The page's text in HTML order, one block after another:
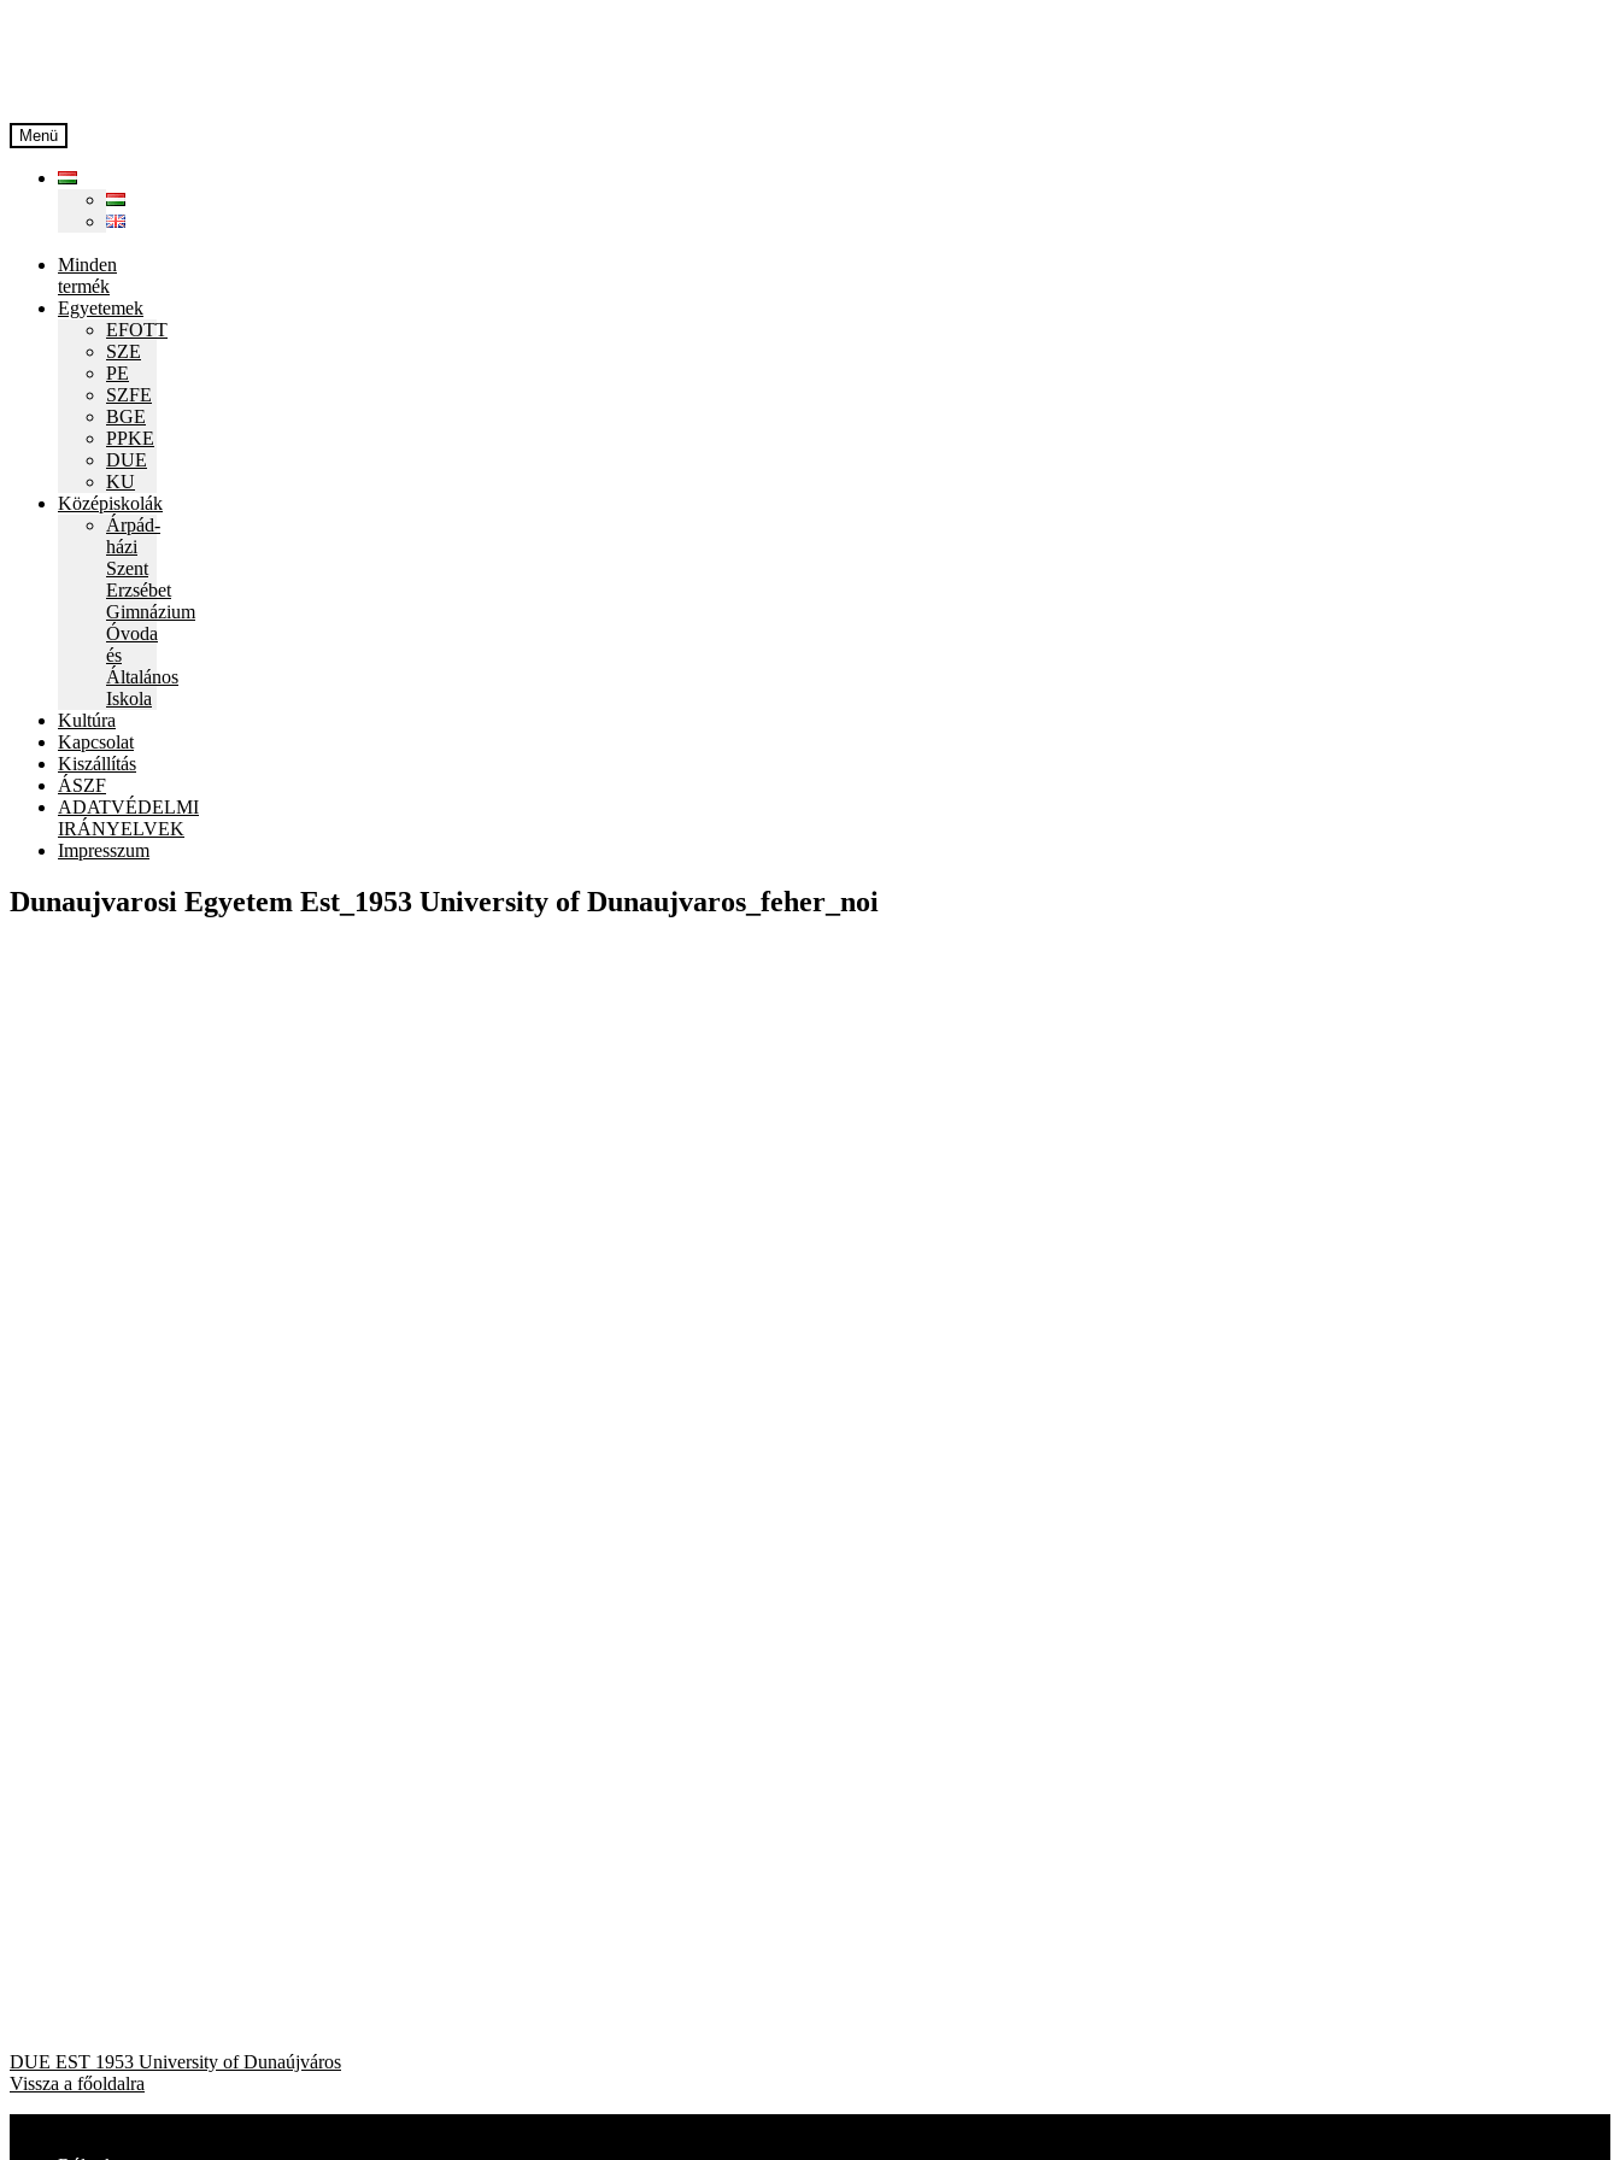
Menü
Minden
termék
Egyetemek
EFOTT
SZE
PE
SZFE
BGE
PPKE
DUE
KU
Középiskolák
Árpád-
házi
Szent
Erzsébet
Gimnázium
Óvoda
és
Általános
Iskola
Kultúra
Kapcsolat
Kiszállítás
ÁSZF
ADATVÉDELMI
IRÁNYELVEK
Impresszum
Dunaujvarosi Egyetem Est_1953 University of Dunaujvaros_feher_noi
Bejegyzés
navigáció
Previous
post:
DUE EST 1953 University of Dunaújváros
Vissza a főoldalra